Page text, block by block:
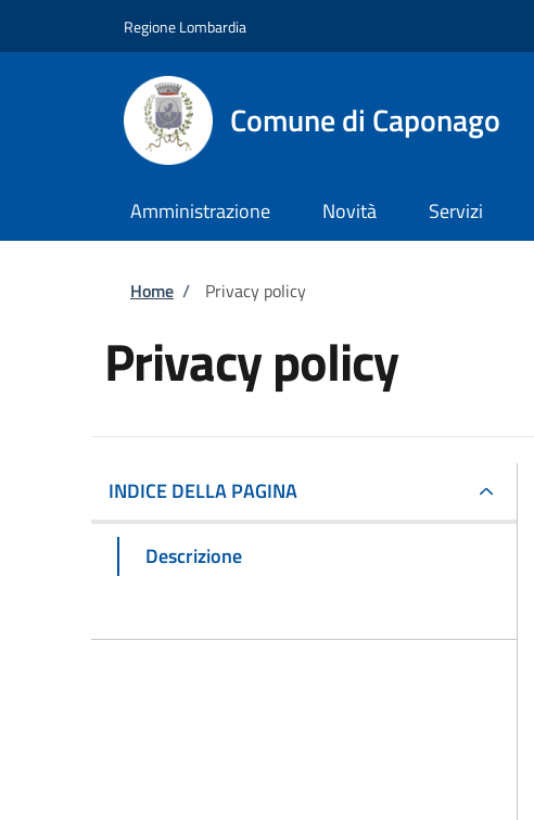
Regione Lombardia
Comune di Caponago
Amministrazione Novità Servizi
Briciole di pane
Home / Privacy policy
Privacy policy
INDICE DELLA PAGINA
Descrizione